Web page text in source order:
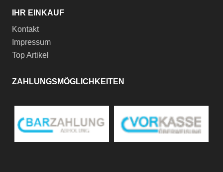
IHR EINKAUF
Kontakt
Impressum
Top Artikel
ZAHLUNGSMÖGLICHKEITEN